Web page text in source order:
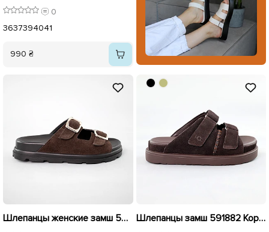
0
3637394041
990 ₴
Шлепанцы женские замш 591633 Коричневые распродажа Шлепанцы замш 591882 Коричневые распродажа